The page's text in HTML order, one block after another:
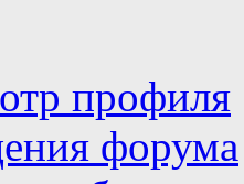
профиля
форума